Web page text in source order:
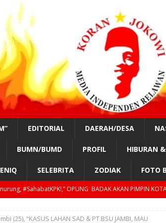
EDITORIAL DAERAH/DESA
BUMN/BUMD PROFIL HIBURAN
SELEBRITA ZODIAK FOTO
#SahabatKPK!,” OPUNG BADAK AKAN PIMPIN
(25), “KASUS LAHAN SAD & PT.BSU JAMBI, MAU